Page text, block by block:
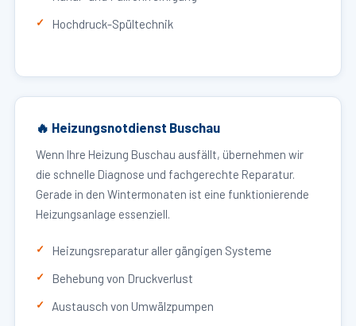
Hochdruck-Spültechnik
🔥 Heizungsnotdienst Buschau
Wenn Ihre Heizung Buschau ausfällt, übernehmen wir
die schnelle Diagnose und fachgerechte Reparatur.
Gerade in den Wintermonaten ist eine funktionierende
Heizungsanlage essenziell.
Heizungsreparatur aller gängigen Systeme
Behebung von Druckverlust
Austausch von Umwälzpumpen